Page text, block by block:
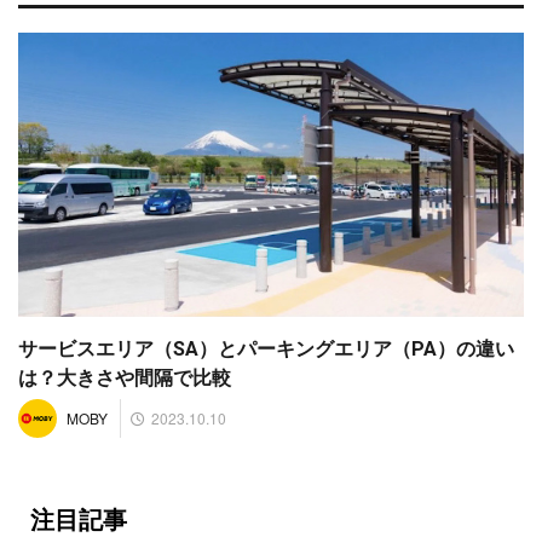
サービスエリア（SA）とパーキングエリア（PA）の違い
は？大きさや間隔で比較
MOBY 2023.10.10
注目記事